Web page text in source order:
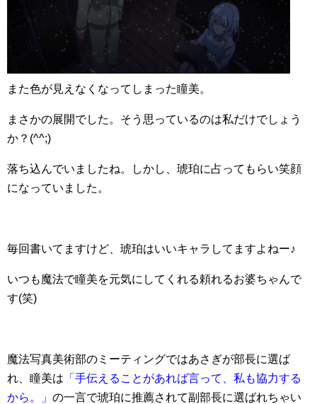
また色が見えなくなってしまった瞳美。
まさかの展開でした。そう思っているのは私だけでしょう
か？(^^;)
落ち込んでいましたね。しかし、琥珀に占ってもらい笑顔
になっていました。
毎回書いてますけど、琥珀はいいキャラしてますよねー♪
いつも魔法で瞳美を元気にしてくれる頼れるお婆ちゃんで
す(笑)
魔法写真美術部のミーティングではあさぎが部長に選ば
れ、瞳美は 「手伝えることがあれば言って、私も協力する
から。」 の一言で琥珀に推薦されて副部長に選ばれちゃい